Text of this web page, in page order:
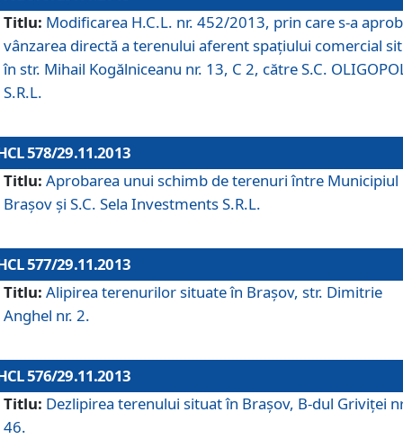
Titlu: Modificarea H.C.L. nr. 452/2013, prin care s-a
vânzarea directă a terenului aferent spaţiului comercial
în str. Mihail Kogălniceanu nr. 13, C 2, către S.C.
S.R.L.
578/29.11.2013
Titlu: Aprobarea unui schimb de terenuri între Municipiul
Braşov şi S.C. Sela Investments S.R.L.
577/29.11.2013
Titlu: Alipirea terenurilor situate în Braşov, str. Dimitrie
Anghel nr. 2.
576/29.11.2013
Titlu: Dezlipirea terenului situat în Braşov, B-dul Griviţei
46.